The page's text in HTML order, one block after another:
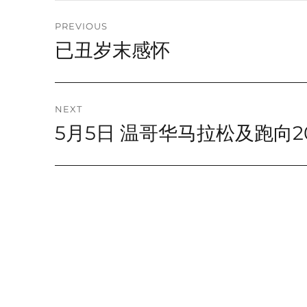
Post
navigation
PREVIOUS
Previous
已丑岁末感怀
NEXT
Next
5月5日 温哥华马拉松及跑向